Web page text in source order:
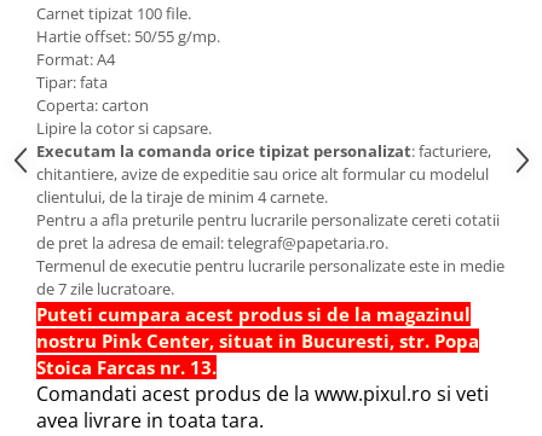
Pic si corectoare
Rollere scolare
Stilouri scolare
Sabloane scolare
Truse Geometrie, Rigle, Echere
Carti de colorat + poveste pentru
copii
Stampile copii
Panza de pictura
Carnet tipizat 100 file.
Hartie offset: 50/55 g/mp.
Format: A4
Tipar: fata
Coperta: carton
Lipire la cotor si capsare.
Executam la comanda orice tipizat personalizat: facturiere,
chitantiere, avize de expeditie sau orice alt formular cu modelul
clientului, de la tiraje de minim 4 carnete.
Pentru a afla preturile pentru lucrarile personalizate cereti cotatii
de pret la adresa de email: telegraf@papetaria.ro.
Termenul de executie pentru lucrarile personalizate este in medie
de 7 zile lucratoare.
Puteti cumpara acest produs si de la magazinul
nostru Pink Center, situat in Bucuresti, str. Popa
Stoica Farcas nr. 13.
Comandati acest produs de la www.pixul.ro si veti
avea livrare in toata tara.